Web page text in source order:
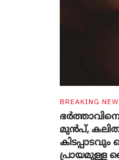
BREAKING
മുൻപ്,
പ്രായമുള്ള